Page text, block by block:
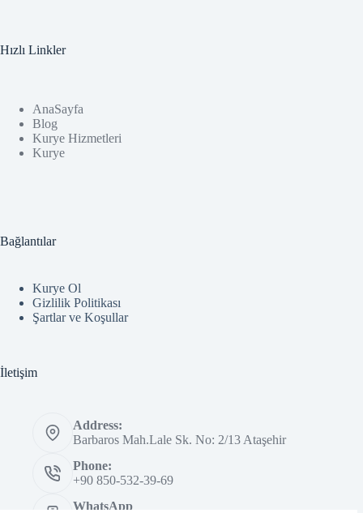
Hızlı Linkler
AnaSayfa
Blog
Kurye Hizmetleri
Kurye
Bağlantılar
Kurye Ol
Gizlilik Politikası
Şartlar ve Koşullar
İletişim
Address:
Barbaros Mah.Lale Sk. No: 2/13 Ataşehir
Phone:
+90 850-532-39-69
WhatsApp